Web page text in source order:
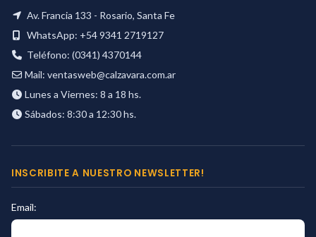
Av. Francia 133 - Rosario, Santa Fe
WhatsApp: +54 9341 2719127
Teléfono: (0341) 4370144
Mail: ventasweb@calzavara.com.ar
Lunes a Viernes: 8 a 18 hs.
Sábados: 8:30 a 12:30 hs.
INSCRIBITE A NUESTRO NEWSLETTER!
Email: